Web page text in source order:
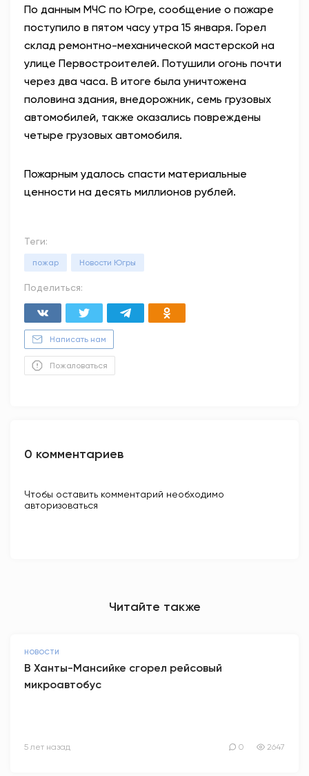
По данным МЧС по Югре, сообщение о пожаре
поступило в пятом часу утра 15 января. Горел
склад ремонтно-механической мастерской на
улице Первостроителей. Потушили огонь почти
через два часа. В итоге была уничтожена
половина здания, внедорожник, семь грузовых
автомобилей, также оказались повреждены
четыре грузовых автомобиля.
Пожарным удалось спасти материальные
ценности на десять миллионов рублей.
Теги:
пожар Новости Югры
Поделиться:
Написать нам
Пожаловаться
0 комментариев
Чтобы оставить комментарий необходимо
авторизоваться
Читайте также
НОВОСТИ
В Ханты-Мансийке сгорел рейсовый
микроавтобус
5 лет назад 0 2647